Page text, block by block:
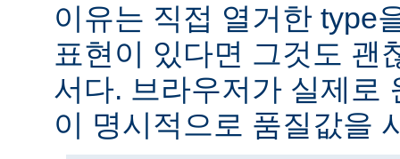
이유는 직접 열거한 type
표현이 있다면 그것도 괜
서다. 브라우저가 실제로
이 명시적으로 품질값을